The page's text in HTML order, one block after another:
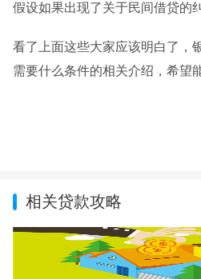
假设如果出现了关于民间借贷的
看了上面这些大家应该明白了，
需要什么条件的相关介绍，希望
相关贷款攻略